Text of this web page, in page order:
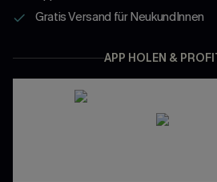
Gratis Versand für NeukundInnen
APP HOLEN &